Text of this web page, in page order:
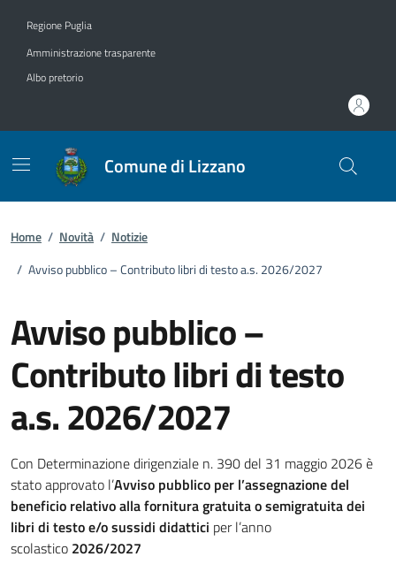
Regione Puglia
Amministrazione trasparente
Albo pretorio
Comune di Lizzano
Home / Novità / Notizie
/ Avviso pubblico – Contributo libri di testo a.s. 2026/2027
Avviso pubblico –
Contributo libri di testo
a.s. 2026/2027
Dettagli della notizia
Con Determinazione dirigenziale n. 390 del 31 maggio 2026 è
stato approvato l’Avviso pubblico per l’assegnazione del
beneficio relativo alla fornitura gratuita o semigratuita dei
libri di testo e/o sussidi didattici per l’anno
scolastico 2026/2027